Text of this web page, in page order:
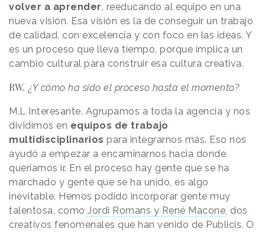
volver a aprender, reeducando al equipo en una
nueva visión. Esa visión es la de conseguir un trabajo
de calidad, con excelencia y con foco en las ideas. Y
es un proceso que lleva tiempo, porque implica un
cambio cultural para construir esa cultura creativa.
RW. ¿Y cómo ha sido el proceso hasta el momento?
M.L Interesante. Agrupamos a toda la agencia y nos
dividimos en equipos de trabajo
multidisciplinarios para integrarnos más. Eso nos
ayudó a empezar a encaminarnos hacia donde
queríamos ir. En el proceso hay gente que se ha
marchado y gente que se ha unido, es algo
inevitable. Hemos podido incorporar gente muy
talentosa, como Jordi Romans y René Macone, dos
creativos fenomenales que han venido de Publicis. O